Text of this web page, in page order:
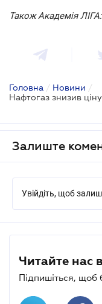
Також Академія
Головна / Новини /
Залиште
Увійдіть, щоб
Читайте нас
Підпишіться, щоб